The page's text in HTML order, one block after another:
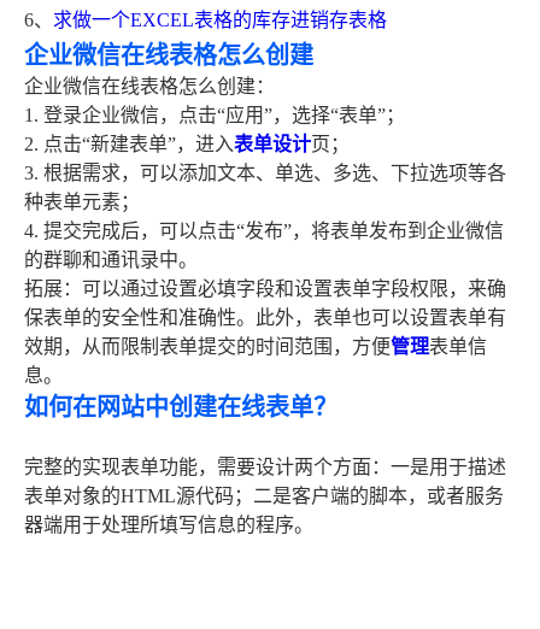
6、 求做一个EXCEL表格的库存进销存表格
企业微信在线表格怎么创建
企业微信在线表格怎么创建：
1. 登录企业微信，点击“应用”，选择“表单”；
2. 点击“新建表单”，进入表单设计页；
3. 根据需求，可以添加文本、单选、多选、下拉选项等各
种表单元素；
4. 提交完成后，可以点击“发布”，将表单发布到企业微信
的群聊和通讯录中。
拓展：可以通过设置必填字段和设置表单字段权限，来确
保表单的安全性和准确性。此外，表单也可以设置表单有
效期，从而限制表单提交的时间范围，方便管理表单信
息。
如何在网站中创建在线表单？
完整的实现表单功能，需要设计两个方面：一是用于描述
表单对象的HTML源代码；二是客户端的脚本，或者服务
器端用于处理所填写信息的程序。